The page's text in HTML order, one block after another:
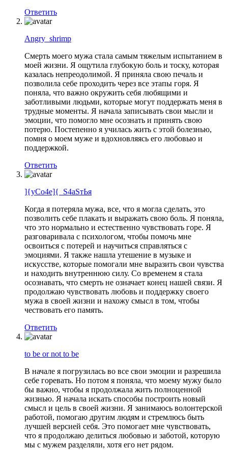
Ответить
Angry_shrimp
Смерть моего мужа стала самым тяжелым испытанием в
моей жизни. Я ощутила глубокую боль и тоску, которая
казалась непреодолимой. Я приняла свою печаль и
позволила себе проходить через все этапы горя. Я
поняла, что важно окружить себя любящими и
заботливыми людьми, которые могут поддержать меня в
трудные моменты. Я начала записывать свои мысли и
эмоции, что помогло мне осознать и принять свою
потерю. Постепенно я училась жить с этой болезнью,
помня о моем муже и вдохновляясь его любовью и
поддержкой.
Ответить
]{уСо4е]{_S4аSтЬя
Когда я потеряла мужа, все, что я могла сделать, это
позволить себе плакать и выражать свою боль. Я поняла,
что это нормально и естественно чувствовать горе. Я
разговаривала с психологом, чтобы помочь мне
освоиться с потерей и научиться справляться с
эмоциями. Я также нашла утешение в музыке и
искусстве, которые помогали мне выразить свои чувства
и находить внутреннюю силу. Со временем я стала
осознавать, что смерть не означает конец нашей связи. Я
продолжаю чувствовать любовь и поддержку своего
мужа в своей жизни и нахожу смысл в том, чтобы
чествовать его память.
Ответить
to be or not to be
В начале я погрузилась во все свои эмоции и разрешила
себе горевать. Но потом я поняла, что моему мужу было
бы важно, чтобы я продолжала жить полноценной
жизнью. Я начала искать способы построить новый
смысл и цель в своей жизни. Я занимаюсь волонтерской
работой, помогаю другим людям и стремлюсь быть
лучшей версией себя. Это помогает мне чувствовать,
что я продолжаю делиться любовью и заботой, которую
мы с мужем разделяли, хотя его нет рядом.